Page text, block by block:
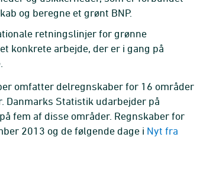
og beregne et grønt BNP.
retningslinjer for grønne
konkrete arbejde, der er i gang på
omfatter delregnskaber for 16 områder
Statistik udarbejder på
fem af disse områder. Regnskaber for
2013 og de følgende dage i Nyt fra